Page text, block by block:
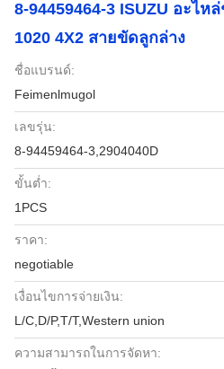
8-94459464-3 ISUZU อะไห
1020 4X2 สายขัดลูกล่าง
ชื่อแบรนด์:
Feimenlmugol
เลขรุ่น:
8-94459464-3,2904040D
ขั้นต่ำ:
1PCS
ราคา:
negotiable
เงื่อนไขการจ่ายเงิน:
L/C,D/P,T/T,Western union
ความสามารถในการจัดหา: